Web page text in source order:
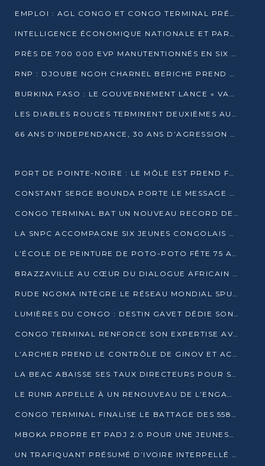
EMPLOI : AGL CONGO ET CONGO TERMINAL PRÉSÉLECTIONNENT PLUS DE 70 JEUNES À POINTE-NOIRE
INTELLIGENCE ÉCONOMIQUE NATIONALE ET PARTENARIATS INTERNATIONAUX : VERS UNE DOCTRINE SOUVERAINE DE SÉCURITÉ ÉCONOMIQUE
PRÈS DE 700 000 EVP MANUTENTIONNÉS EN SIX MOIS PAR CONGO TERMINAL
RNP : DJOUBE NGOH CHARNEL BERICHE PREND LES RÊNES DU PARTI
BURKINA FASO : LE GOUVERNEMENT LANCE « VACANCES UTILES 2026 » POUR FORMER LES ÉLÈVES À 15 MÉTIERS
LES DIABLES ROUGES TERMINENT DEUXIÈMES AU CHAMPIONNAT D’AFRIQUE ZONE 3
66 ANS D’INDEPENDANCE, 30 ANS D’AGRESSION RWAN DAISE : 4 PRESIDENCES, UN ECHEC COLLECTIF
PORT DE POINTE-NOIRE : LE MÔLE EST PREND FORME ET VISE LES GÉANTS DES MERS
CONSTANT SERGE BOUNDA PORTE LE MESSAGE DE COMPASSION DE DENIS SASSOU NGUESSO EN IRAN
CONGO TERMINAL BAT UN NOUVEAU RECORD DE PRODUCTIVITÉ AU PORT DE POINTE-NOIRE
LA SNPC ACCOMPAGNE SIX JEUNES CONGOLAIS AUX OLYMPIADES PANAFRICAINES DE MATHÉMATIQUES
L’ÉCOLE DE PEINTURE DE POTO-POTO FÊTE 75 ANS AU SERVICE DE L’ART CONGOLAIS
BRAZZAVILLE AU CŒUR DU DIALOGUE AFRICAIN SUR LES OBJECTIFS DE DÉVELOPPEMENT DURABLE
RUDE NGOMA INTÈGRE LE RÉSEAU MONDIAL SPUTNIK PRO APRÈS UNE FORMATION À MOSCOU
LUMIÈRES DU CONGO : DESTIN GAVET DÉDIE SON PRIX À L’UNITÉ NATIONALE ET À LA JEUNESSE
CONGO TERMINAL RENFORCE SON EXPERTISE AVEC NEUF NOUVEAUX FORMATEURS EN ENGINS PORTUAIRES
L’ARCHER PREND LE CONTRÔLE DE GINOV ET ACCÉLÈRE SON VIRAGE NUMÉRIQUE
LA BEAC ABAISSE SES TAUX DIRECTEURS POUR SOUTENIR LA CROISSANCE EN ZONE CEMAC
LE RUNR APPELLE À UN RENOUVEAU DE L’ENGAGEMENT MILITANT
CONGO TERMINAL FINALISE LE BATTAGE DES 558 PIEUX DU FUTUR QUAI DU MÔLE EST
MBOKA PROPRE ET PADJ 2.0 POUR UNE JEUNESSE PLUS AUTONOME
UN TRAFIQUANT PRÉSUMÉ D’IVOIRE INTERPELLÉ À DOLISIE